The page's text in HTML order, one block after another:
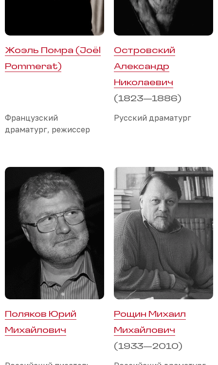
Жоэль Помра (Joël
Pommerat)
Французский
драматург, режиссер
Островский
Александр
Николаевич
(1823—1886)
Русский драматург
Поляков Юрий
Михайлович
Рощин Михаил
Михайлович
(1933—2010)